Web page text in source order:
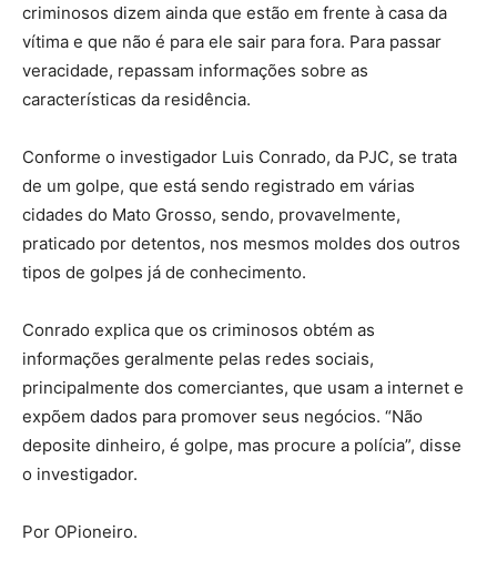
criminosos dizem ainda que estão em frente à casa da
vítima e que não é para ele sair para fora. Para passar
veracidade, repassam informações sobre as
características da residência.
Conforme o investigador Luis Conrado, da PJC, se trata
de um golpe, que está sendo registrado em várias
cidades do Mato Grosso, sendo, provavelmente,
praticado por detentos, nos mesmos moldes dos outros
tipos de golpes já de conhecimento.
Conrado explica que os criminosos obtém as
informações geralmente pelas redes sociais,
principalmente dos comerciantes, que usam a internet e
expõem dados para promover seus negócios. “Não
deposite dinheiro, é golpe, mas procure a polícia”, disse
o investigador.
Por OPioneiro.